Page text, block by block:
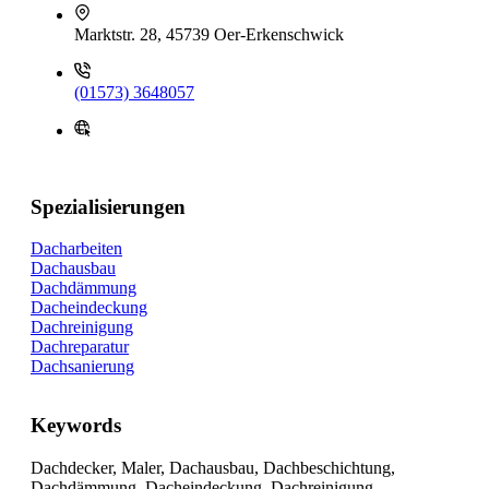
Marktstr. 28, 45739 Oer-Erkenschwick
(01573) 3648057
Spezialisierungen
Dacharbeiten
Dachausbau
Dachdämmung
Dacheindeckung
Dachreinigung
Dachreparatur
Dachsanierung
Keywords
Dachdecker, Maler, Dachausbau, Dachbeschichtung,